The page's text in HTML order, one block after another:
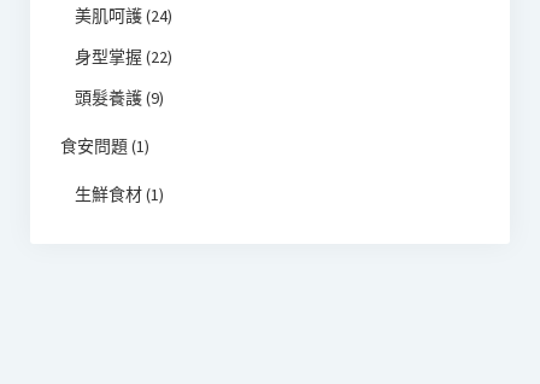
美肌呵護(24)
身型掌握 (22)
頭髮養護(9)
食安問題(1)
生鮮食材(1)